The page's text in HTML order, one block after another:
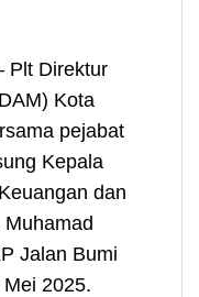
Plt Direktur
Kota
pejabat
Kepala
dan
Jalan Bumi
2025.